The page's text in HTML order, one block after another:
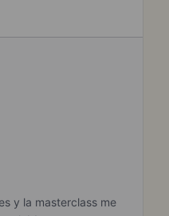
y la masterclass me